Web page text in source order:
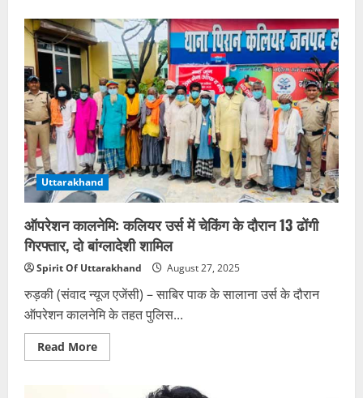
में
चार
साल
के
बेटे
को
जहर
देकर
कारोबारी
ने
पत्नी
के
साथ
दी
जान,
बेड
पर
मिला
मासूम
का
शव
Uttarakhand
ऑपरेशन कालनेमि: कलियर उर्स में चेकिंग के दौरान 13 ढोंगी
गिरफ्तार, दो बांग्लादेशी शामिल
Spirit Of Uttarakhand August 27, 2025
रुड़की (संवाद न्यूज एजेंसी) – साबिर पाक के सालाना उर्स के दौरान
ऑपरेशन कालनेमि के तहत पुलिस...
Read MoreRead
more